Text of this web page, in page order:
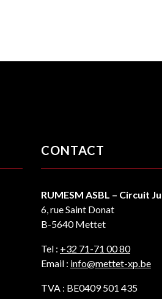
CONTACT
RUMESM ASBL – Circuit
6, rue Saint Donat
B-5640 Mettet
Tel : +32 71-71 00 80
Email : info@mettet-xp.be
TVA : BE0409 501 435